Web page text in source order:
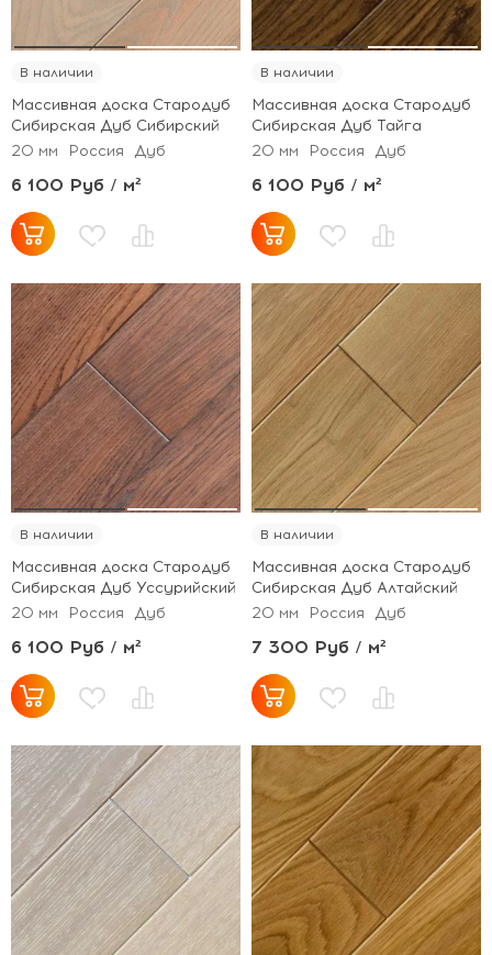
В наличии
Массивная доска Стародуб
Сибирская Дуб Сибирский
20 мм
Россия Дуб
6 100 Руб / м²
В наличии
Массивная доска Стародуб
Сибирская Дуб Тайга
20 мм
Россия Дуб
6 100 Руб / м²
В наличии
Массивная доска Стародуб
Сибирская Дуб Уссурийский
20 мм
Россия Дуб
6 100 Руб / м²
В наличии
Массивная доска Стародуб
Сибирская Дуб Алтайский
20 мм
Россия Дуб
7 300 Руб / м²